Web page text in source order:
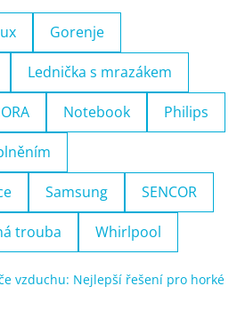
Gorenje
Lednička s mrazákem
Notebook Philips
Samsung SENCOR
trouba Whirlpool
vzduchu: Nejlepší řešení pro horké